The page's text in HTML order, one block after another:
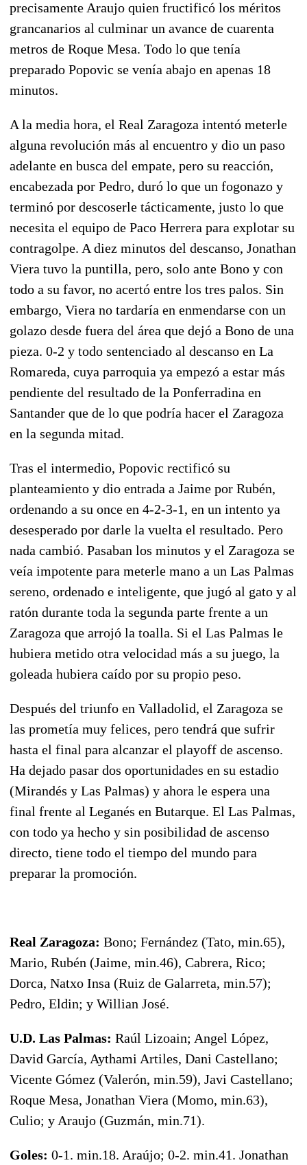
precisamente Araujo quien fructificó los méritos
grancanarios al culminar un avance de cuarenta
metros de Roque Mesa. Todo lo que tenía
preparado Popovic se venía abajo en apenas 18
minutos.
A la media hora, el Real Zaragoza intentó meterle
alguna revolución más al encuentro y dio un paso
adelante en busca del empate, pero su reacción,
encabezada por Pedro, duró lo que un fogonazo y
terminó por descoserle tácticamente, justo lo que
necesita el equipo de Paco Herrera para explotar su
contragolpe. A diez minutos del descanso, Jonathan
Viera tuvo la puntilla, pero, solo ante Bono y con
todo a su favor, no acertó entre los tres palos. Sin
embargo, Viera no tardaría en enmendarse con un
golazo desde fuera del área que dejó a Bono de una
pieza. 0-2 y todo sentenciado al descanso en La
Romareda, cuya parroquia ya empezó a estar más
pendiente del resultado de la Ponferradina en
Santander que de lo que podría hacer el Zaragoza
en la segunda mitad.
Tras el intermedio, Popovic rectificó su
planteamiento y dio entrada a Jaime por Rubén,
ordenando a su once en 4-2-3-1, en un intento ya
desesperado por darle la vuelta el resultado. Pero
nada cambió. Pasaban los minutos y el Zaragoza se
veía impotente para meterle mano a un Las Palmas
sereno, ordenado e inteligente, que jugó al gato y al
ratón durante toda la segunda parte frente a un
Zaragoza que arrojó la toalla. Si el Las Palmas le
hubiera metido otra velocidad más a su juego, la
goleada hubiera caído por su propio peso.
Después del triunfo en Valladolid, el Zaragoza se
las prometía muy felices, pero tendrá que sufrir
hasta el final para alcanzar el playoff de ascenso.
Ha dejado pasar dos oportunidades en su estadio
(Mirandés y Las Palmas) y ahora le espera una
final frente al Leganés en Butarque. El Las Palmas,
con todo ya hecho y sin posibilidad de ascenso
directo, tiene todo el tiempo del mundo para
preparar la promoción.
Real Zaragoza: Bono; Fernández (Tato, min.65),
Mario, Rubén (Jaime, min.46), Cabrera, Rico;
Dorca, Natxo Insa (Ruiz de Galarreta, min.57);
Pedro, Eldin; y Willian José.
U.D. Las Palmas: Raúl Lizoain; Angel López,
David García, Aythami Artiles, Dani Castellano;
Vicente Gómez (Valerón, min.59), Javi Castellano;
Roque Mesa, Jonathan Viera (Momo, min.63),
Culio; y Araujo (Guzmán, min.71).
Goles: 0-1. min.18. Araújo; 0-2. min.41. Jonathan